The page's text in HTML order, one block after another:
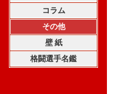
コラム
その他
壁 紙
格闘選手名鑑